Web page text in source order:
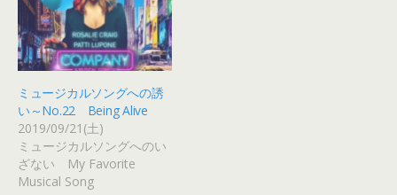
ミュージカルソングへの誘
い～No.22 Being Alive
2019/09/21(土)
ミュージカルソングへのい
ざない My Favorite
Musical Song